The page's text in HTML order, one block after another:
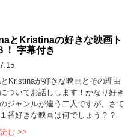
とKristinaの好きな映画ト
！ 字幕付き
とKristinaが好きな映画とその理由
ついてお話しします！かなり好き
ジャンルが違う二人ですが、さて
番好きな映画は何でしょう？？
む >>